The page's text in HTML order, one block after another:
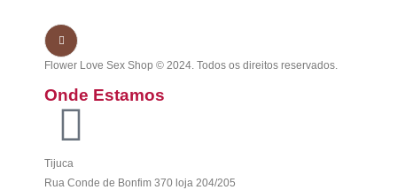
Flower Love Sex Shop © 2024. Todos os direitos reservados.
Onde Estamos
Tijuca
Rua Conde de Bonfim 370 loja 204/205